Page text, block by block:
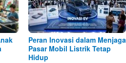
Peran Inovasi dalam Menjaga
Pasar Mobil Listrik Tetap
Hidup